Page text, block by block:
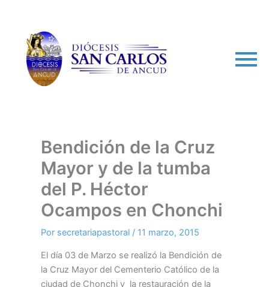
Bendición de la Cruz
Mayor y de la tumba
del P. Héctor
Ocampos en Chonchi
Por secretariapastoral / 11 marzo, 2015
El día 03 de Marzo se realizó la Bendición de
la Cruz Mayor del Cementerio Católico de la
ciudad de Chonchi y la restauración de la